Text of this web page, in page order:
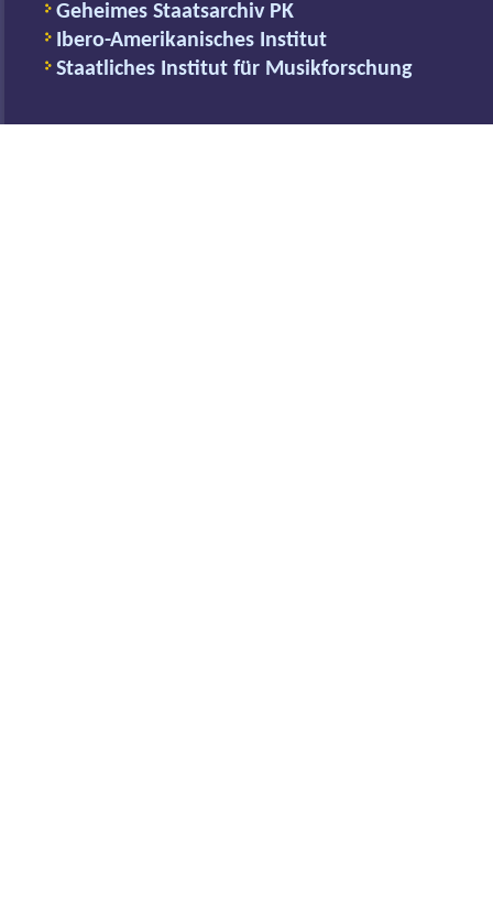
Geheimes Staatsarchiv PK
Ibero-Amerikanisches Institut
Staatliches Institut für Musikforschung